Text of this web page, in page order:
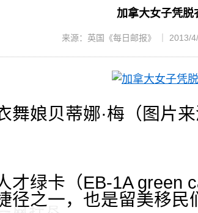
加拿大女子凭脱
来源：英国《每日邮报》 ｜ 2013/
舞娘贝蒂娜·梅（图片来
才绿卡（EB-1A green
径之一，也是留美移民